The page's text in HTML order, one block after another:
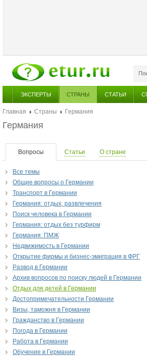
ЭКСПЕРТЫ СТРАНЫ СТАТЬИ
Главная Страны
Германия
Германия
Вопросы Статьи О стране
Все темы
Общие вопросы о Германии
Транспорт в Германии
Германия: отдых, развлечения
Поиск человека в Германии
Германия: отдых без турфирм
Германия: ПМЖ
Недвижимость в Германии
Открытие фирмы и бизнес-эмиграция в ФРГ
Развод в Германии
Архив вопросов по поиску людей в Германии
Отдых для детей в Германии
Достопримечательности Германии
Визы, таможня в Германии
Гражданство в Германии
Погода в Германии
Работа в Германии
Обучение в Германии